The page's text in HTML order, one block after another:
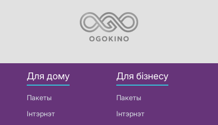
Для дому
Пакеты
Інтэрнэт
Для бізнесу
Пакеты
Інтэрнэт